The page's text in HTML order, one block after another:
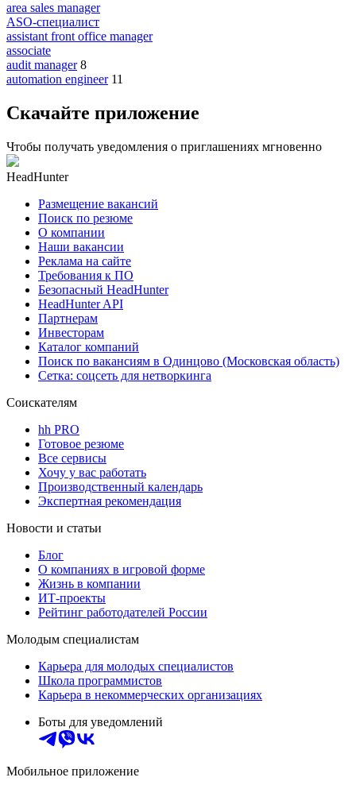
area sales manager
ASO-специалист
assistant front office manager
associate
audit manager 8
automation engineer 11
Скачайте приложение
Чтобы получать уведомления о приглашениях мгновенно
HeadHunter
Размещение вакансий
Поиск по резюме
О компании
Наши вакансии
Реклама на сайте
Требования к ПО
Безопасный HeadHunter
HeadHunter API
Партнерам
Инвесторам
Каталог компаний
Поиск по вакансиям в Одинцово (Московская область)
Сетка: соцсеть для нетворкинга
Соискателям
hh PRO
Готовое резюме
Все сервисы
Хочу у вас работать
Производственный календарь
Экспертная рекомендация
Новости и статьи
Блог
О компаниях в игровой форме
Жизнь в компании
ИТ-проекты
Рейтинг работодателей России
Молодым специалистам
Карьера для молодых специалистов
Школа программистов
Карьера в некоммерческих организациях
Боты для уведомлений
Мобильное приложение